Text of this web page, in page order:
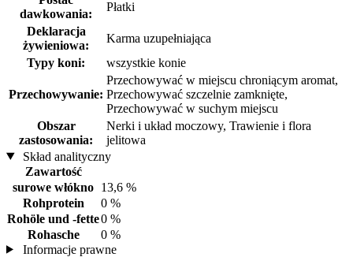
dawkowania:
Płatki
Deklaracja
żywieniowa:
Karma uzupełniająca
Typy koni:
wszystkie konie
Przechowywanie:
Przechowywać w miejscu chroniącym aromat,
Przechowywać szczelnie zamknięte,
Przechowywać w suchym miejscu
Obszar
zastosowania:
Nerki i układ moczowy, Trawienie i flora
jelitowa
Skład analityczny
Zawartość
surowe włókno 13,6 %
Rohprotein
0 %
Rohöle und -fette0 %
Rohasche
0 %
Informacje prawne